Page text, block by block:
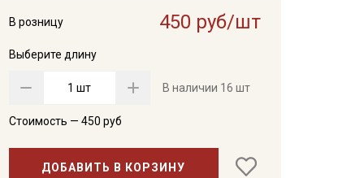
В розницу 450 руб/шт
Выберите длину
шт В наличии 16 шт
Стоимость — 450 руб
ДОБАВИТЬ В КОРЗИНУ